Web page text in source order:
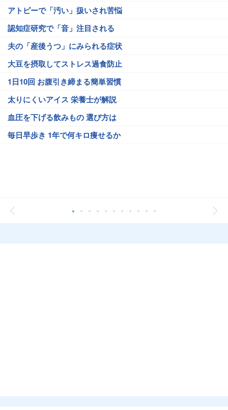
アトピーで「汚い」扱いされ苦悩
認知症研究で「音」注目される
夫の「産後うつ」にみられる症状
大豆を摂取してストレス過食防止
1日10回 お腹引き締まる簡単習慣
太りにくいアイス 栄養士が解説
血圧を下げる飲みもの 選び方は
毎日早歩き 1年で何キロ痩せるか